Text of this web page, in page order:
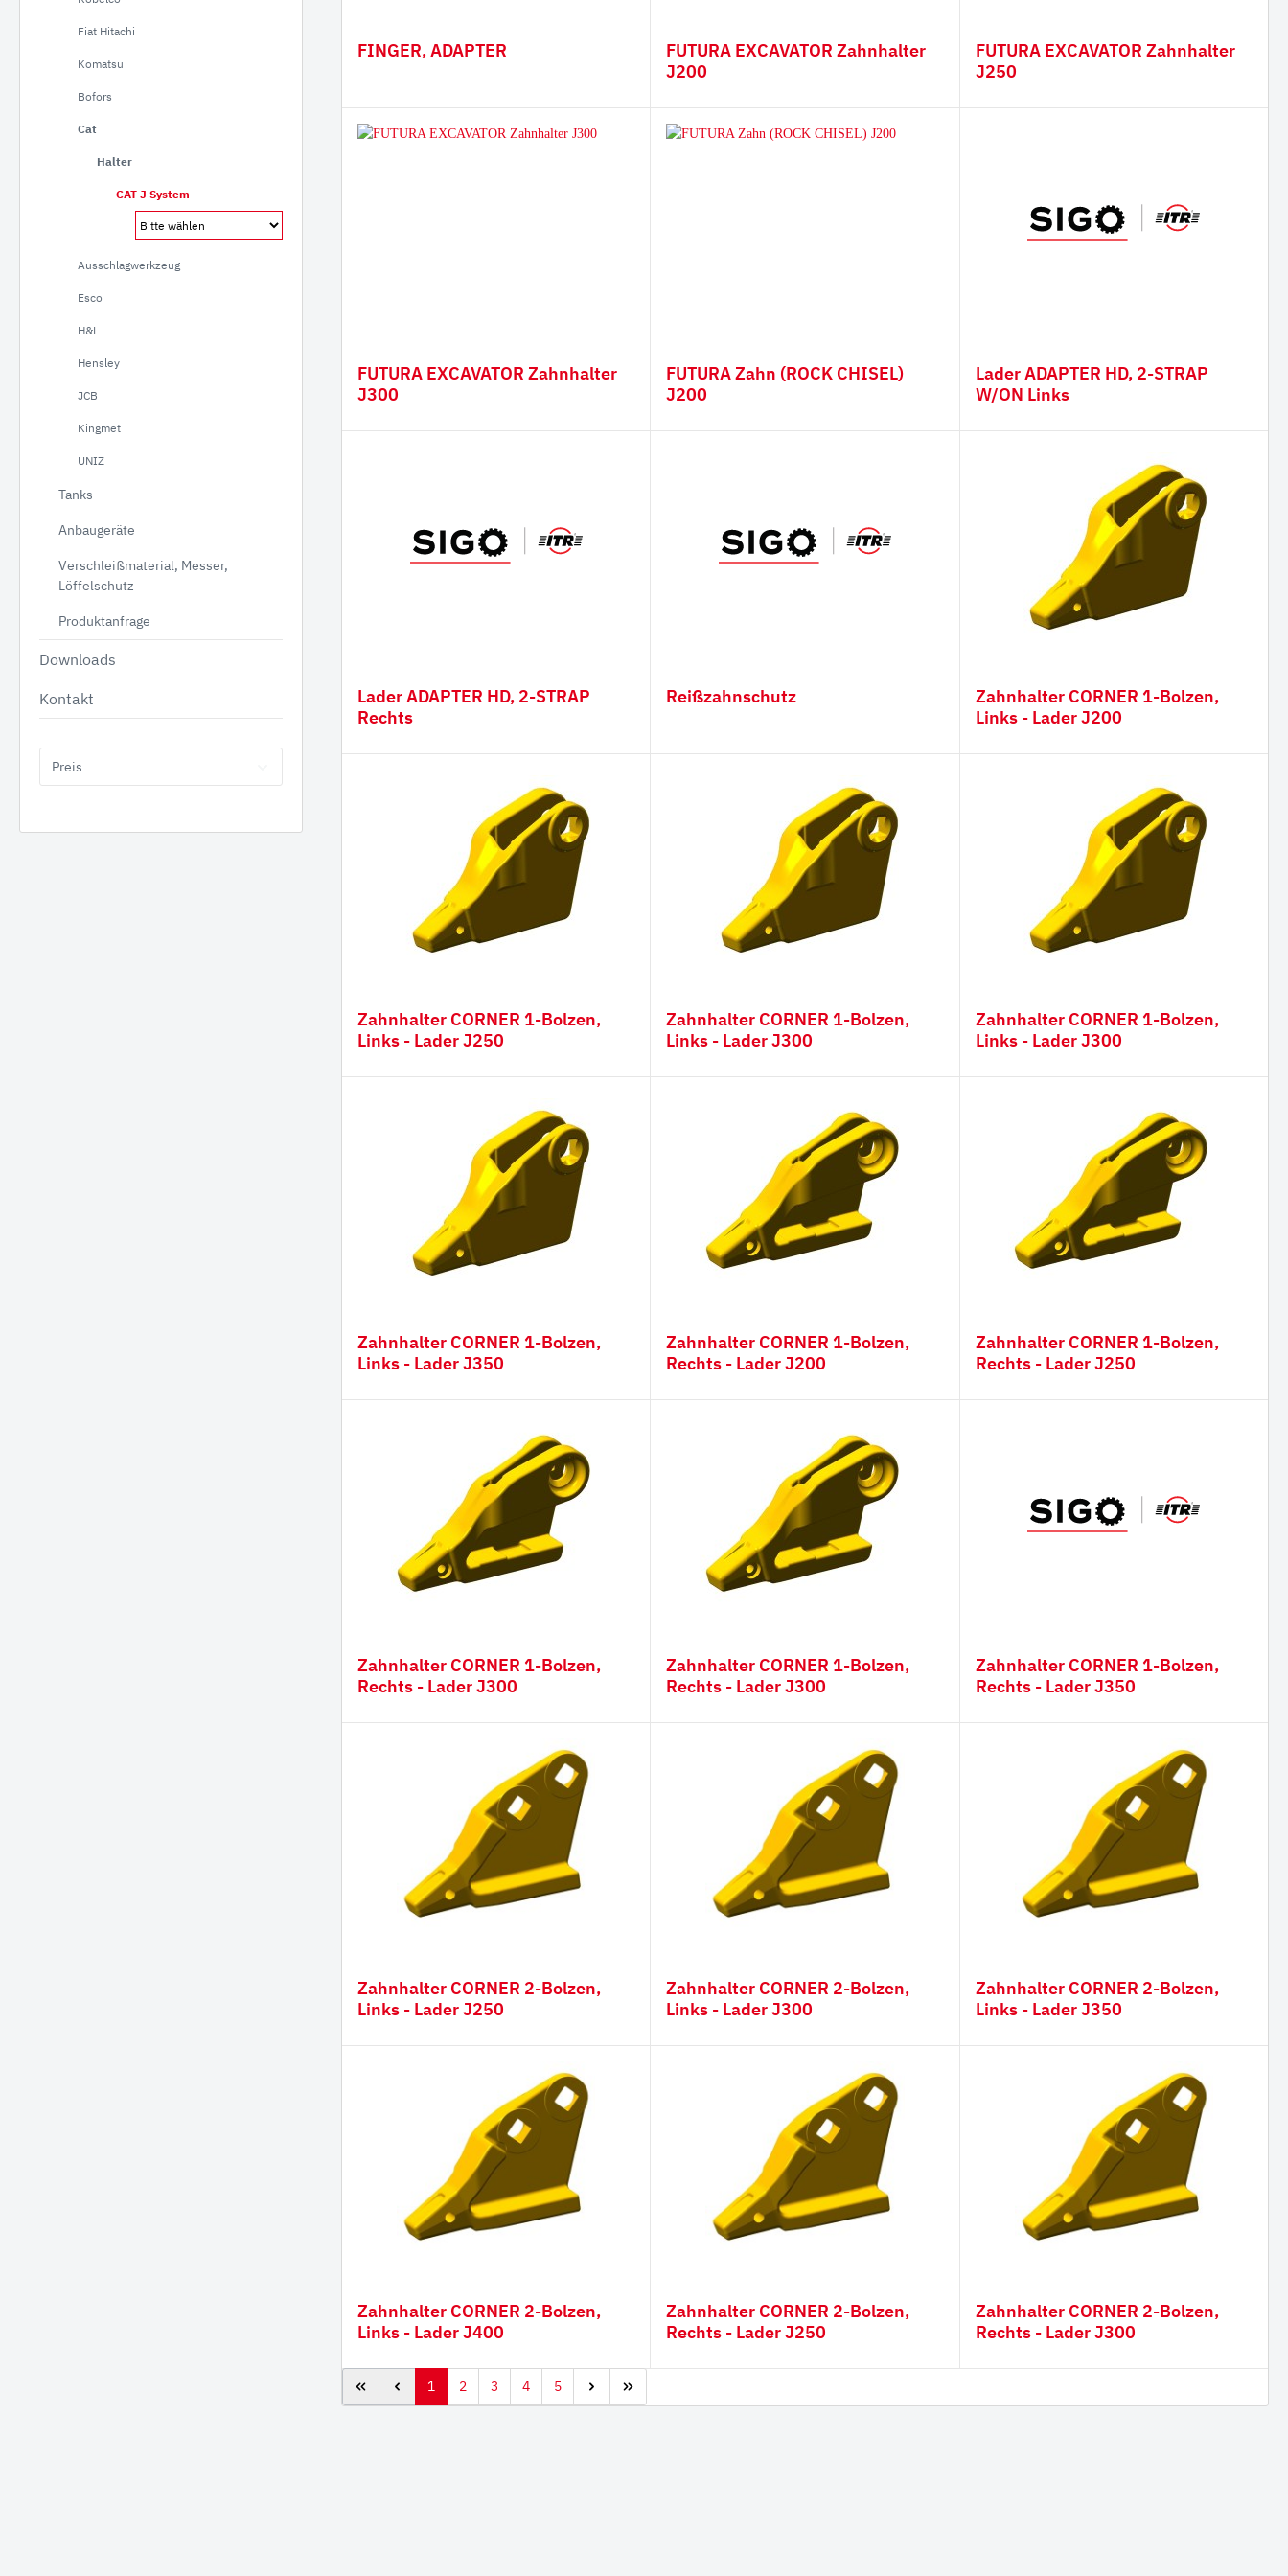
Gummiauflage
Futura Zahnsystem
H&L
Hensley
JCB
Benzintanks
Kombitanks
AdBlue Tanks
Dieseltanks Kunststoff
Anbaugeräte
Betonmischer
Verschleißmaterial, Messer,
Löffelschutz
Löffelschutz
Fiat Hitachi
Komatsu
Bofors
Cat
Halter
CAT J System
Ausschlagwerkzeug
Esco
H&L
Hensley
JCB
Kingmet
UNIZ
Tanks
Anbaugeräte
Verschleißmaterial, Messer,
Löffelschutz
Produktanfrage
Downloads
Kontakt
Preis
FINGER, ADAPTER
FUTURA EXCAVATOR Zahnhalter
J200
FUTURA EXCAVATOR Zahnhalter
J250
FUTURA EXCAVATOR Zahnhalter
J300
FUTURA Zahn (ROCK CHISEL)
J200
Lader ADAPTER HD, 2-STRAP
W/ON Links
Lader ADAPTER HD, 2-STRAP
Rechts
Reißzahnschutz
Zahnhalter CORNER 1-Bolzen,
Links - Lader J200
Zahnhalter CORNER 1-Bolzen,
Links - Lader J250
Zahnhalter CORNER 1-Bolzen,
Links - Lader J300
Zahnhalter CORNER 1-Bolzen,
Links - Lader J300
Zahnhalter CORNER 1-Bolzen,
Links - Lader J350
Zahnhalter CORNER 1-Bolzen,
Rechts - Lader J200
Zahnhalter CORNER 1-Bolzen,
Rechts - Lader J250
Zahnhalter CORNER 1-Bolzen,
Rechts - Lader J300
Zahnhalter CORNER 1-Bolzen,
Rechts - Lader J300
Zahnhalter CORNER 1-Bolzen,
Rechts - Lader J350
Zahnhalter CORNER 2-Bolzen,
Links - Lader J250
Zahnhalter CORNER 2-Bolzen,
Links - Lader J300
Zahnhalter CORNER 2-Bolzen,
Links - Lader J350
Zahnhalter CORNER 2-Bolzen,
Links - Lader J400
Zahnhalter CORNER 2-Bolzen,
Rechts - Lader J250
Zahnhalter CORNER 2-Bolzen,
Rechts - Lader J300
1 2 3 4 5